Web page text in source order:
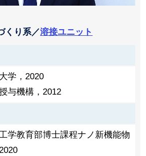
くり系／溶接ユニット
学，2020
与機構，2012
学教育部博士課程ナノ新機能物